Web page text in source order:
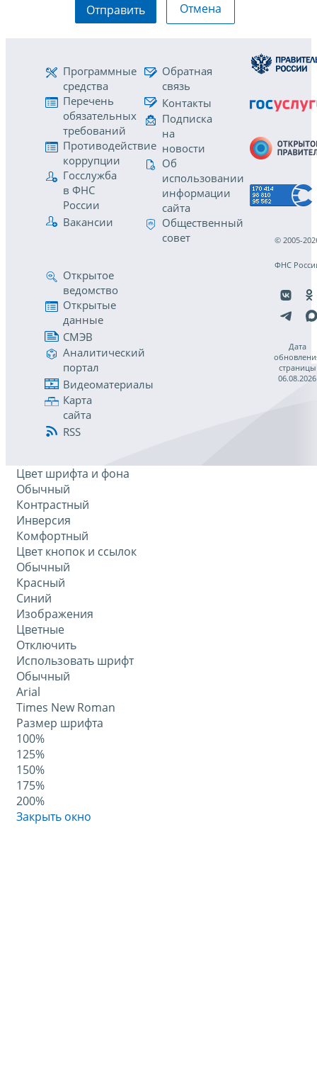
Отправить Отмена
Программные
средства
Перечень
обязательных
требований
Противодействие
коррупции
Госслужба
в ФНС
России
Вакансии
Обратная
связь
Контакты
Подписка
на
новости
Об
использовании
информации
сайта
Общественный
совет
Открытое
ведомство
Открытые
данные
СМЭВ
Аналитический
портал
Видеоматериалы
Карта
сайта
RSS
© 2005-
ФНС
Дата
страницы
06.08.2026
Цвет шрифта и фона
Обычный
Контрастный
Инверсия
Комфортный
Цвет кнопок и ссылок
Обычный
Красный
Синий
Изображения
Цветные
Отключить
Использовать шрифт
Обычный
Arial
Times New Roman
Размер шрифта
100%
125%
150%
175%
200%
Закрыть окно